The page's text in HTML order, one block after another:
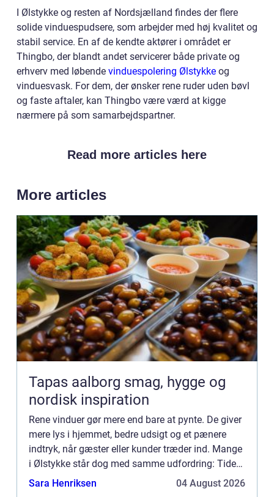
I Ølstykke og resten af Nordsjælland findes der flere
solide vinduespudsere, som arbejder med høj kvalitet og
stabil service. En af de kendte aktører i området er
Thingbo, der blandt andet servicerer både private og
erhverv med løbende vinduespolering Ølstykke og
vinduesvask. For dem, der ønsker rene ruder uden bøvl
og faste aftaler, kan Thingbo være værd at kigge
nærmere på som samarbejdspartner.
Read more articles here
More articles
Tapas aalborg smag, hygge og
nordisk inspiration
Rene vinduer gør mere end bare at pynte. De giver
mere lys i hjemmet, bedre udsigt og et pænere
indtryk, når gæster eller kunder træder ind. Mange
i Ølstykke står dog med samme udfordring: Tiden,
kræf...
Sara Henriksen 04 August 2026